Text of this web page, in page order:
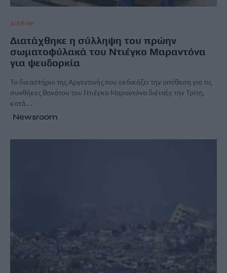
ΔΙΕΘΝΗ
Διατάχθηκε η σύλληψη του πρώην
σωματοφύλακά του Ντιέγκο Μαραντόνα
για ψευδορκία
Το δικαστήριο της Αργεντινής που εκδικάζει την υπόθεση για τις
συνθήκες θανάτου του Ντιέγκο Μαραντόνα διέταξε την Τρίτη,
κατά…
Newsroom